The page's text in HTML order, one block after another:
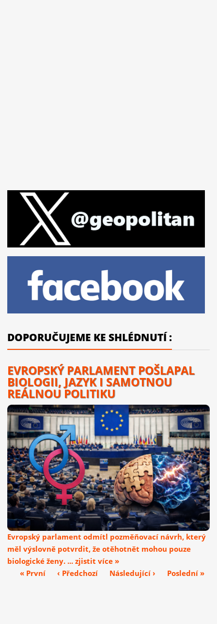
DOPORUČUJEME KE SHLÉDNUTÍ :
EVROPSKÝ PARLAMENT POŠLAPAL
BIOLOGII, JAZYK I SAMOTNOU
REÁLNOU POLITIKU
Evropský parlament odmítl pozměňovací návrh, který
měl výslovně potvrdit, že otěhotnět mohou pouze
biologické ženy. ... zjistit více »
« První
‹ Předchozí Následující › Poslední »